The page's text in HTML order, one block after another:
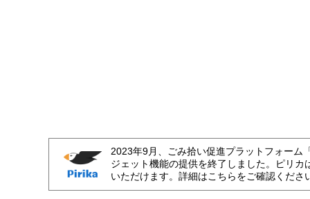
2023年9月、ごみ拾い促進プラットフォーム
ジェット機能の提供を終了しました。ピリカ
いただけます。詳細はこちらをご確認くださ